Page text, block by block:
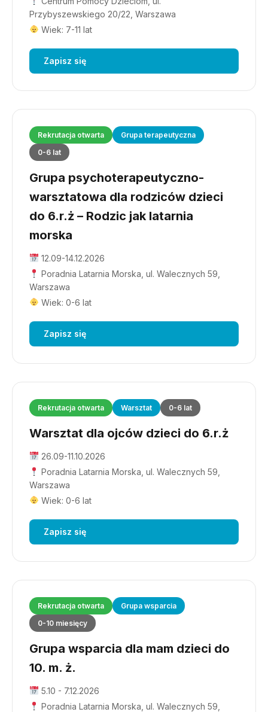
Przybyszewskiego 20/22, Warszawa
Wiek: 7-11 lat
Zapisz się
Rekrutacja otwarta
Grupa terapeutyczna
0-6 lat
Grupa psychoterapeutyczno-
warsztatowa dla rodziców dzieci
do 6.r.ż – Rodzic jak latarnia
morska
12.09-14.12.2026
Poradnia Latarnia Morska, ul. Walecznych 59,
Warszawa
Wiek: 0-6 lat
Zapisz się
Rekrutacja otwarta Warsztat 0-6 lat
Warsztat dla ojców dzieci do 6.r.ż
26.09-11.10.2026
Poradnia Latarnia Morska, ul. Walecznych 59,
Warszawa
Wiek: 0-6 lat
Zapisz się
Rekrutacja otwarta
Grupa wsparcia
0-10 miesięcy
Grupa wsparcia dla mam dzieci do
10. m. ż.
5.10 - 7.12.2026
Poradnia Latarnia Morska, ul. Walecznych 59,